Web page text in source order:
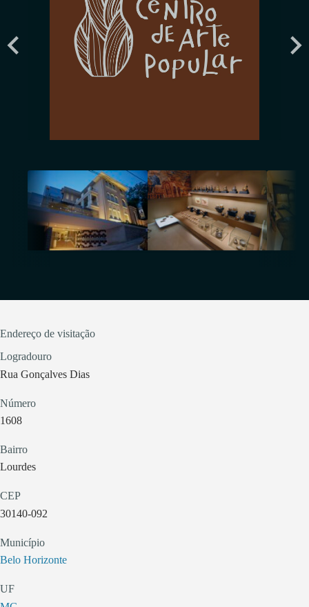
Endereço de visitação
Logradouro
Rua Gonçalves Dias
Número
1608
Bairro
Lourdes
CEP
30140-092
Município
Belo Horizonte
UF